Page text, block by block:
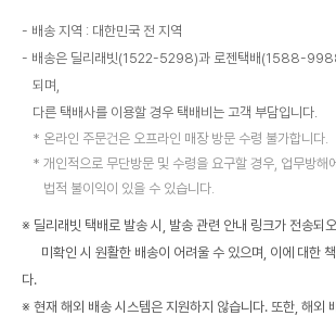
배송 지역 : 대한민국 전 지역
배송은 딜리래빗(1522-5298)과 로젠택배(1588-
되며,
다른 택배사를 이용할 경우 택배비는 고객 부담입니다.
온라인 주문건은 오프라인 매장 방문 수령 불가합니다.
개인적으로 무단방문 및 수령을 요구할 경우, 업무방해
법적 불이익이 있을 수 있습니다.
※ 딜리래빗 택배로 발송 시, 발송 관련 안내 링크가 전송되
미확인 시 원활한 배송이 어려울 수 있으며, 이에 대한 책
다.
※ 현재 해외 배송 시스템은 지원하지 않습니다. 또한, 해외